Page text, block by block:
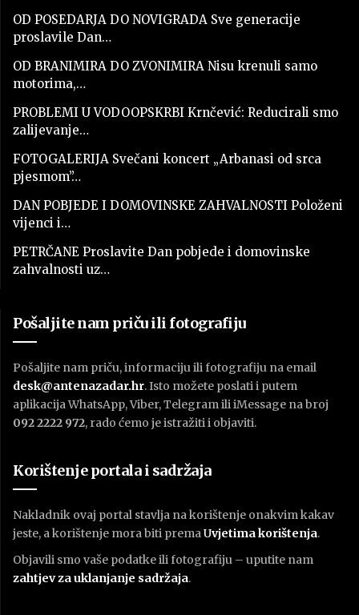
OD POSEDARJA DO NOVIGRADA Sve generacije
proslavile Dan…
OD BRANIMIRA DO ZVONIMIRA Nisu krenuli samo
motorima,…
PROBLEMI U VODOOPSKRBI Krnčević: Reducirali smo
zalijevanje…
FOTOGALERIJA Svečani koncert „Arbanasi od srca
pjesmom”…
DAN POBJEDE I DOMOVINSKE ZAHVALNOSTI Položeni
vijenci i…
PETRČANE Proslavite Dan pobjede i domovinske
zahvalnosti uz…
Pošaljite nam priču ili fotografiju
Pošaljite nam priču, informaciju ili fotografiju na email
desk@antenazadar.hr. Isto možete poslati i putem
aplikacija WhatsApp, Viber, Telegram ili iMessage na broj
092 2222 972, rado ćemo je istražiti i objaviti.
Korištenje portala i sadržaja
Nakladnik ovaj portal stavlja na korištenje onakvim kakav
jeste, a korištenje mora biti premaUvjetima korištenja.
Objavili smo vaše podatke ili fotografiju – uputite nam
zahtjev za uklanjanje sadržaja.